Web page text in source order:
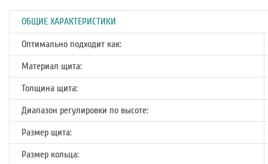
ОБЩИЕ ХАРАКТЕРИСТИКИ
Оптимально подходит как:
Материал щита:
Толщина щита:
Диапазон регулировки по высоте:
Размер щита:
Размер кольца: